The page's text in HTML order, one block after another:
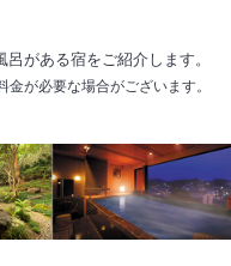
がある宿をご紹介します。
が必要な場合がございます。